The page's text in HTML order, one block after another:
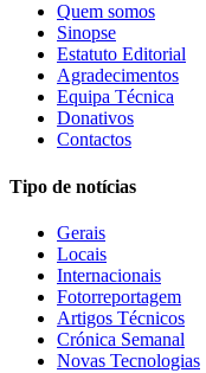
Quem somos
Sinopse
Estatuto Editorial
Agradecimentos
Equipa Técnica
Donativos
Contactos
Tipo de notícias
Gerais
Locais
Internacionais
Fotorreportagem
Artigos Técnicos
Crónica Semanal
Novas Tecnologias